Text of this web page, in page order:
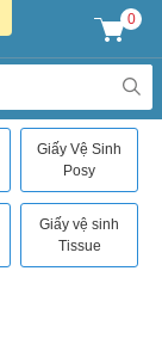
0
Giấy Vệ Sinh
Posy
Giấy vệ sinh
Tissue